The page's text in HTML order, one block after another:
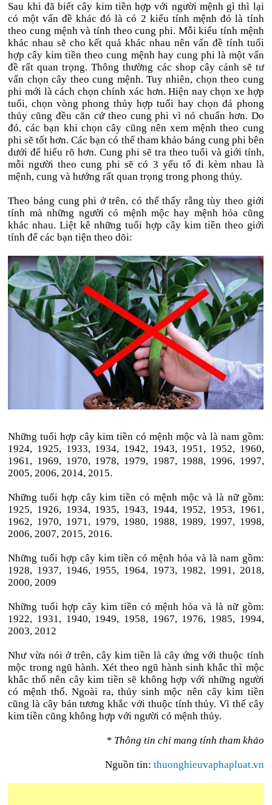
Sau khi đã biết cây kim tiền hợp với người mệnh gì thì lại
có một vấn đề khác đó là có 2 kiểu tính mệnh đó là tính
theo cung mệnh và tính theo cung phi. Mỗi kiểu tính mệnh
khác nhau sẽ cho kết quả khác nhau nên vấn đề tính tuổi
hợp cây kim tiền theo cung mệnh hay cung phi là một vấn
đề rất quan trọng. Thông thường các shop cây cảnh sẽ tư
vấn chọn cây theo cung mệnh. Tuy nhiên, chọn theo cung
phi mới là cách chọn chính xác hơn. Hiện nay chọn xe hợp
tuổi, chọn vòng phong thủy hợp tuổi hay chọn đá phong
thủy cũng đều căn cứ theo cung phi vì nó chuẩn hơn. Do
đó, các bạn khi chọn cây cũng nên xem mệnh theo cung
phi sẽ tốt hơn. Các bạn có thể tham khảo bảng cung phi bên
dưới để hiểu rõ hơn. Cung phi sẽ tra theo tuổi và giới tính,
mỗi người theo cung phi sẽ có 3 yếu tố đi kèm nhau là
mệnh, cung và hướng rất quan trọng trong phong thủy.
Theo bảng cung phi ở trên, có thể thấy rằng tùy theo giới
tính mà những người có mệnh mộc hay mệnh hỏa cũng
khác nhau. Liệt kê những tuổi hợp cây kim tiền theo giới
tính để các bạn tiện theo dõi:
Những tuổi hợp cây kim tiền có mệnh mộc và là nam gồm:
1924, 1925, 1933, 1934, 1942, 1943, 1951, 1952, 1960,
1961, 1969, 1970, 1978, 1979, 1987, 1988, 1996, 1997,
2005, 2006, 2014, 2015.
Những tuổi hợp cây kim tiền có mệnh mộc và là nữ gồm:
1925, 1926, 1934, 1935, 1943, 1944, 1952, 1953, 1961,
1962, 1970, 1971, 1979, 1980, 1988, 1989, 1997, 1998,
2006, 2007, 2015, 2016.
Những tuổi hợp cây kim tiền có mệnh hỏa và là nam gồm:
1928, 1937, 1946, 1955, 1964, 1973, 1982, 1991, 2018,
2000, 2009
Những tuổi hợp cây kim tiền có mệnh hỏa và là nữ gồm:
1922, 1931, 1940, 1949, 1958, 1967, 1976, 1985, 1994,
2003, 2012
Như vừa nói ở trên, cây kim tiền là cây ứng với thuộc tính
mộc trong ngũ hành. Xét theo ngũ hành sinh khắc thì mộc
khắc thổ nên cây kim tiền sẽ không hợp với những người
có mệnh thổ. Ngoài ra, thủy sinh mộc nên cây kim tiền
cũng là cây bán tương khắc với thuộc tính thủy. Vì thế cây
kim tiền cũng không hợp với người có mệnh thủy.
* Thông tin chỉ mang tính tham khảo
Nguồn tin: thuonghieuvaphapluat.vn